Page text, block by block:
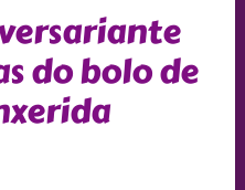
do bolo de